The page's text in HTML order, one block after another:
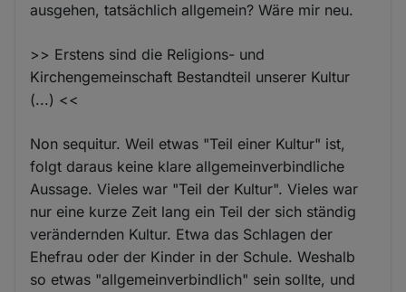
ausgehen, tatsächlich allgemein? Wäre mir neu.
>> Erstens sind die Religions- und
Kirchengemeinschaft Bestandteil unserer Kultur
(...) <<
Non sequitur. Weil etwas "Teil einer Kultur" ist,
folgt daraus keine klare allgemeinverbindliche
Aussage. Vieles war "Teil der Kultur". Vieles war
nur eine kurze Zeit lang ein Teil der sich ständig
verändernden Kultur. Etwa das Schlagen der
Ehefrau oder der Kinder in der Schule. Weshalb
so etwas "allgemeinverbindlich" sein sollte, und